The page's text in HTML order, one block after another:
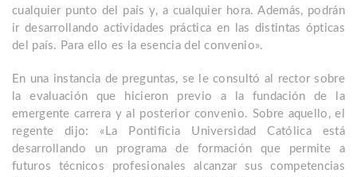
cualquier punto del país y, a cualquier hora. Además, podrán
ir desarrollando actividades práctica en las distintas ópticas
del país. Para ello es la esencia del convenio».
En una instancia de preguntas, se le consultó al rector sobre
la evaluación que hicieron previo a la fundación de la
emergente carrera y al posterior convenio. Sobre aquello, el
regente dijo: «La Pontificia Universidad Católica está
desarrollando un programa de formación que permite a
futuros técnicos profesionales alcanzar sus competencias